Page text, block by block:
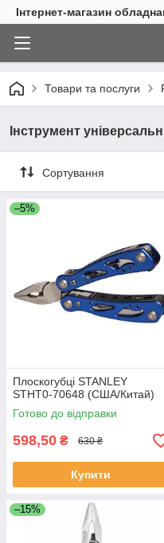
Інтернет-магазин
Товари та послуги
Інструмент
Сортування
–5%
Плоскогубці STANLEY
STHT0-70648 (США/Китай)
Готово до відправки
598,50 ₴ 630 ₴
Купити
–15%